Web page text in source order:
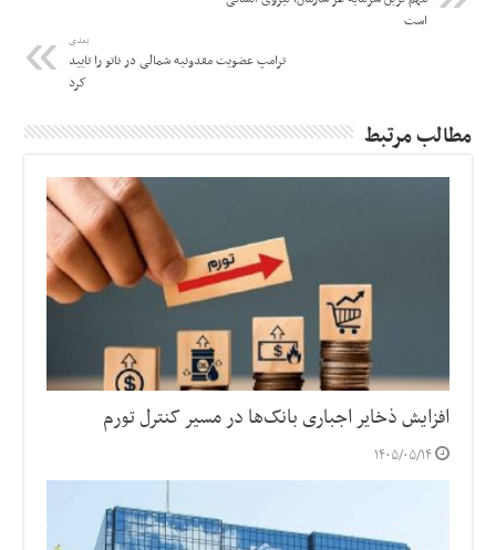
است
بعدی
ترامپ عضویت مقدونیه شمالی در ناتو را تایید
کرد
مطالب مرتبط
افزایش ذخایر اجباری بانک‌ها در مسیر کنترل تورم
۱۴۰۵/۰۵/۱۴